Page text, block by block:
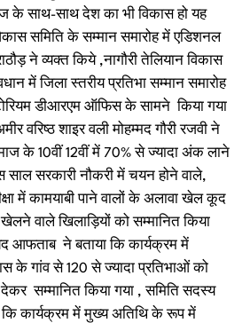
साथ-साथ देश का भी विकास हो यह
समिति के सम्मान समारोह में एडिशनल
ने व्यक्त किये ,नागौरी तेलियान विकास
में जिला स्तरीय प्रतिभा सम्मान समारोह
डीआरएम ऑफिस के सामने किया गया
वरिष्ठ शाइर वली मोहम्मद गौरी रजवी ने
के 10वीं 12वीं में 70% से ज्यादा अंक लाने
साल सरकारी नौकरी में चयन होने वाले,
में कामयाबी पाने वालों के अलावा खेल कूद
वाले खिलाड़ियों को सम्मानित किया
आफताब ने बताया कि कार्यक्रम में
के गांव से 120 से ज्यादा प्रतिभाओं को
सम्मानित किया गया , समिति सदस्य
कि कार्यक्रम में मुख्य अतिथि के रूप में